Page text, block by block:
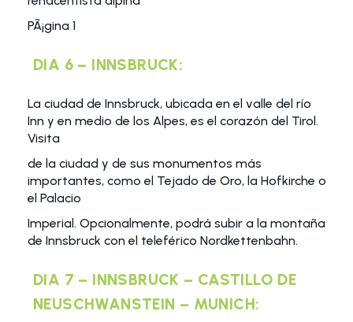
PÃ¡gina 1
DIA 6 – INNSBRUCK:
La ciudad de Innsbruck, ubicada en el valle del río
Inn y en medio de los Alpes, es el corazón del Tirol.
Visita
de la ciudad y de sus monumentos más
importantes, como el Tejado de Oro, la Hofkirche o
el Palacio
Imperial. Opcionalmente, podrá subir a la montaña
de Innsbruck con el teleférico Nordkettenbahn.
DIA 7 – INNSBRUCK – CASTILLO DE
NEUSCHWANSTEIN – MUNICH: